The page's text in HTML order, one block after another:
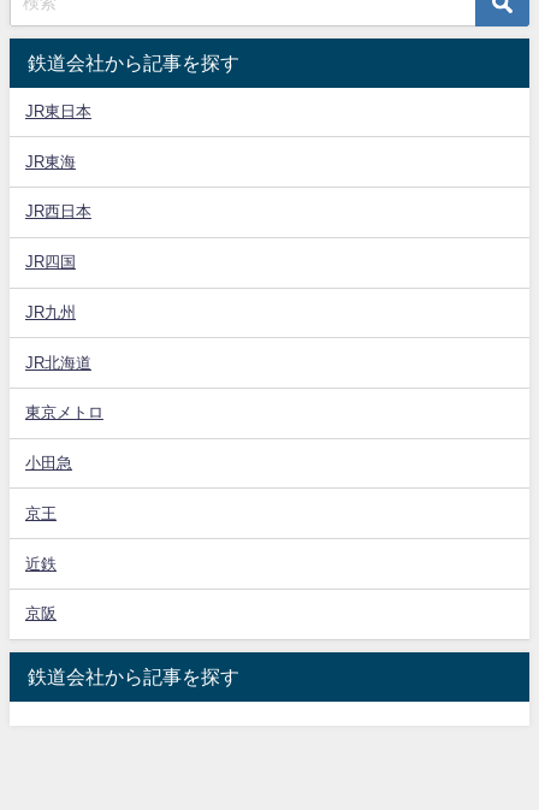
鉄道会社から記事を探す
JR東日本
JR東海
JR西日本
JR四国
JR九州
JR北海道
東京メトロ
小田急
京王
近鉄
京阪
鉄道会社から記事を探す